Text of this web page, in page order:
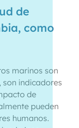
de
como
marinos son
son indicadores
de
pueden
humanos.